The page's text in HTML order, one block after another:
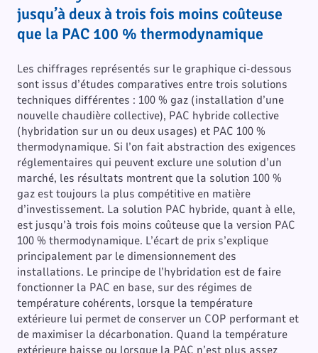
jusqu’à deux à trois fois moins coûteuse
que la PAC 100 % thermodynamique
Les chiffrages représentés sur le graphique ci-dessous
sont issus d’études comparatives entre trois solutions
techniques différentes : 100 % gaz (installation d’une
nouvelle chaudière collective), PAC hybride collective
(hybridation sur un ou deux usages) et PAC 100 %
thermodynamique. Si l’on fait abstraction des exigences
réglementaires qui peuvent exclure une solution d’un
marché, les résultats montrent que la solution 100 %
gaz est toujours la plus compétitive en matière
d’investissement. La solution PAC hybride, quant à elle,
est jusqu’à trois fois moins coûteuse que la version PAC
100 % thermodynamique. L’écart de prix s’explique
principalement par le dimensionnement des
installations. Le principe de l’hybridation est de faire
fonctionner la PAC en base, sur des régimes de
température cohérents, lorsque la température
extérieure lui permet de conserver un COP performant et
de maximiser la décarbonation. Quand la température